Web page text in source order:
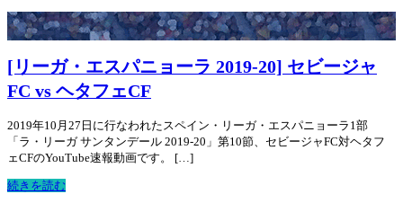
[リーガ・エスパニョーラ 2019-20] セビージャ
FC vs ヘタフェCF
2019年10月27日に行なわれたスペイン・リーガ・エスパニョーラ1部
「ラ・リーガ サンタンデール 2019-20」第10節、セビージャFC対ヘタフ
ェCFのYouTube速報動画です。 […]
続きを読む